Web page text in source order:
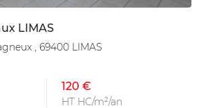
LIMAS
, 69400 LIMAS
120 €
HT HC/m²/an